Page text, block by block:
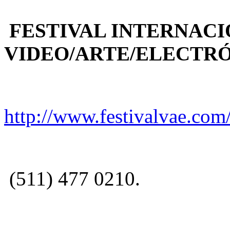
FESTIVAL
VIDEO/ARTE/
http://
(511) 477 0210.